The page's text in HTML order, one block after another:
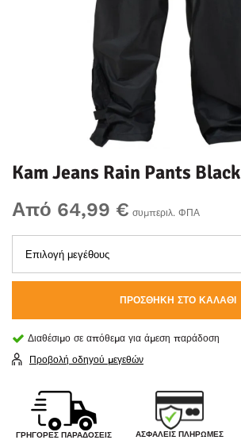
Kam Jeans Rain Pants Black
Από 64,99 € συμπεριλ. ΦΠΑ
ΠΡΟΣΘΉΚΗ ΣΤΟ ΚΑΛΆΘΙ
Διαθέσιμο σε απόθεμα για άμεση παράδοση
Προβολή οδηγού μεγεθών
ΓΡΉΓΟΡΕΣ ΠΑΡΑΔΌΣΕΙΣ ΑΣΦΑΛΕΊΣ ΠΛΗΡΩΜΈΣ